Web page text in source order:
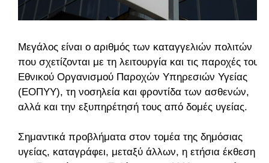
Μεγάλος είναι ο αριθμός των καταγγελιών πολιτών
που σχετίζονται με τη λειτουργία και τις παροχές του
Εθνικού Οργανισμού Παροχών Υπηρεσιών Υγείας
(ΕΟΠΥΥ), τη νοσηλεία και φροντίδα των ασθενών,
αλλά και την εξυπηρέτησή τους από δομές υγείας.
Σημαντικά προβλήματα στον τομέα της δημόσιας
υγείας, καταγράφει, μεταξύ άλλων, η ετήσια έκθεση